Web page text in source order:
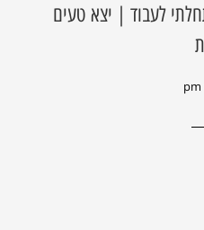
לעבוד | יצא טעים